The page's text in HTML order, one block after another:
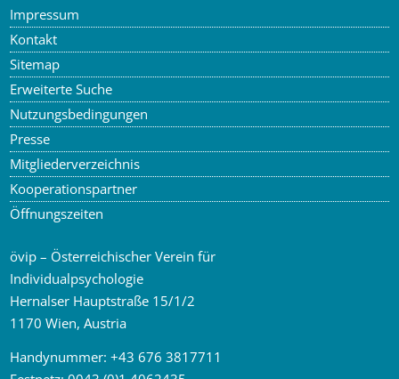
Impressum
Kontakt
Sitemap
Erweiterte Suche
Nutzungsbedingungen
Presse
Mitgliederverzeichnis
Kooperationspartner
Öffnungszeiten
övip – Österreichischer Verein für
Individualpsychologie
Hernalser Hauptstraße 15/1/2
1170 Wien, Austria
Handynummer:+43 676 3817711